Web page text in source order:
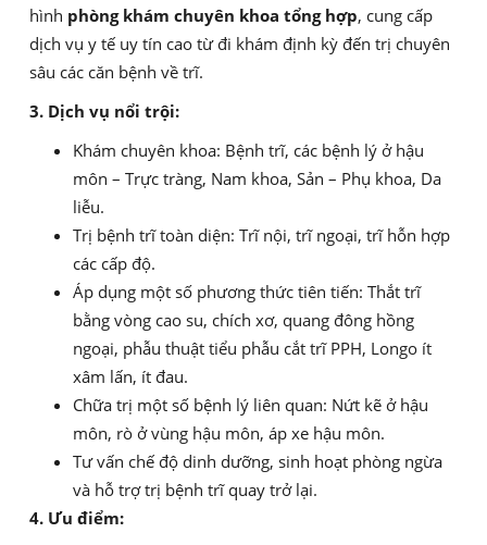
hình phòng khám chuyên khoa tổng hợp, cung cấp
dịch vụ y tế uy tín cao từ đi khám định kỳ đến trị chuyên
sâu các căn bệnh về trĩ.
3. Dịch vụ nổi trội:
Khám chuyên khoa: Bệnh trĩ, các bệnh lý ở hậu
môn – Trực tràng, Nam khoa, Sản – Phụ khoa, Da
liễu.
Trị bệnh trĩ toàn diện: Trĩ nội, trĩ ngoại, trĩ hỗn hợp
các cấp độ.
Áp dụng một số phương thức tiên tiến: Thắt trĩ
bằng vòng cao su, chích xơ, quang đông hồng
ngoại, phẫu thuật tiểu phẫu cắt trĩ PPH, Longo ít
xâm lấn, ít đau.
Chữa trị một số bệnh lý liên quan: Nứt kẽ ở hậu
môn, rò ở vùng hậu môn, áp xe hậu môn.
Tư vấn chế độ dinh dưỡng, sinh hoạt phòng ngừa
và hỗ trợ trị bệnh trĩ quay trở lại.
4. Ưu điểm: